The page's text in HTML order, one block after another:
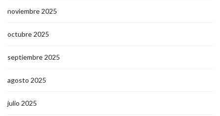
noviembre 2025
octubre 2025
septiembre 2025
agosto 2025
julio 2025